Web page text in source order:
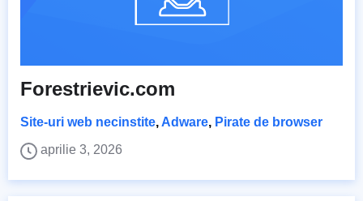
Forestrievic.com
Site-uri web necinstite, Adware, Pirate de browser
aprilie 3, 2026